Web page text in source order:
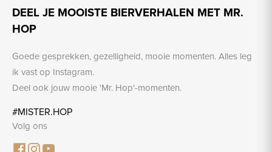
DEEL JE MOOISTE BIERVERHALEN MET MR.
HOP
Goede gesprekken, gezelligheid, mooie momenten. Alles leg
ik vast op Instagram.
Deel ook jouw mooie 'Mr. Hop'-momenten.
#MISTER.HOP
Volg ons